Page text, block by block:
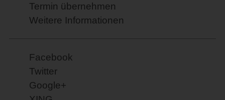
Termin übernehmen
Weitere Informationen
Facebook
Twitter
Google+